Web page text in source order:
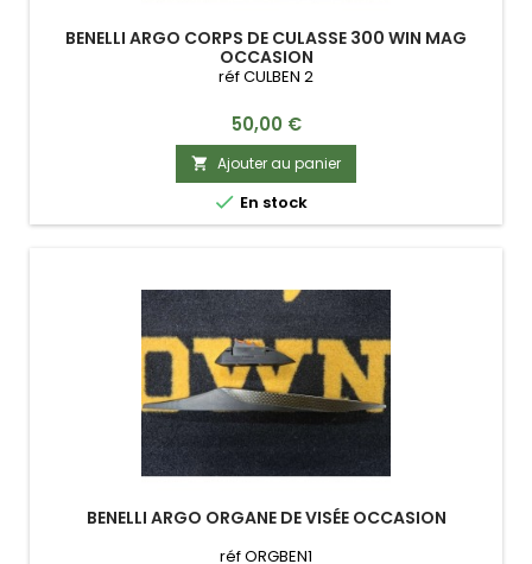
BENELLI ARGO CORPS DE CULASSE 300 WIN MAG
OCCASION
réf CULBEN 2
Prix
50,00 €
 Ajouter au panier
 En stock
BENELLI ARGO ORGANE DE VISÉE OCCASION
réf ORGBEN1